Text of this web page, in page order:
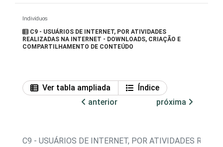
Indivíduos
C9 - USUÁRIOS DE INTERNET, POR ATIVIDADES
REALIZADAS NA INTERNET - DOWNLOADS, CRIAÇÃO E
COMPARTILHAMENTO DE CONTEÚDO
Ver tabla ampliada
Índice
anterior
próxima
C9 - USUÁRIOS DE INTERNET, POR ATIVIDADES